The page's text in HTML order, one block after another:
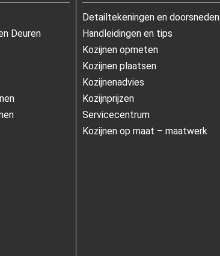
Deuren
Detailtekeningen en doorsneden
Handleidingen en tips
Kozijnen opmeten
Kozijnen plaatsen
Kozijnenadvies
Kozijnprijzen
Servicecentrum
Kozijnen op maat – maatwerk